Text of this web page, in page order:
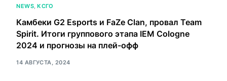
NEWS,КСГО
Камбеки G2 Esports и FaZe Clan, провал Team
Spirit. Итоги группового этапа IEM Cologne
2024 и прогнозы на плей-офф
14 АВГУСТА, 2024